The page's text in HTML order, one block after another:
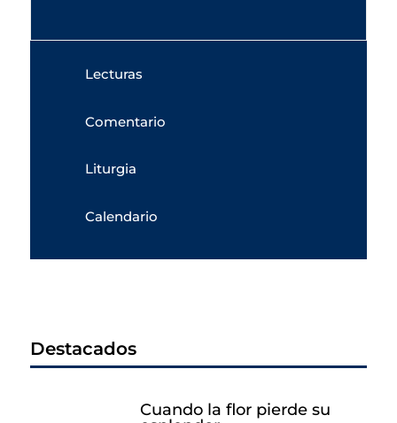
Lecturas
Comentario
Liturgia
Calendario
Destacados
Cuando la flor pierde su